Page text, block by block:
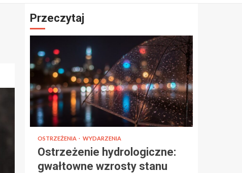
Przeczytaj
OSTRZEŻENIA WYDARZENIA
Ostrzeżenie hydrologiczne:
gwałtowne wzrosty stanu